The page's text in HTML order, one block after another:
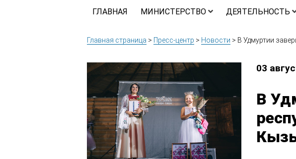
ГЛАВНАЯ МИНИСТЕРСТВО ДЕЯТЕЛЬНОСТЬ
Главная страница > Пресс-центр > Новости > В Удмуртии
03
В